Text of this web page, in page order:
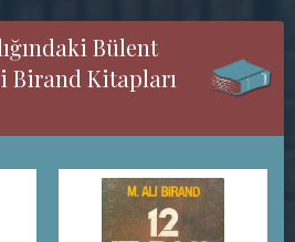
Bülent
Birand Kitapları